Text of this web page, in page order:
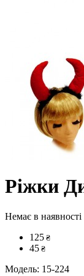
Ріжки
Немає в наявності
125 ₴
45 ₴
Модель: 15-224